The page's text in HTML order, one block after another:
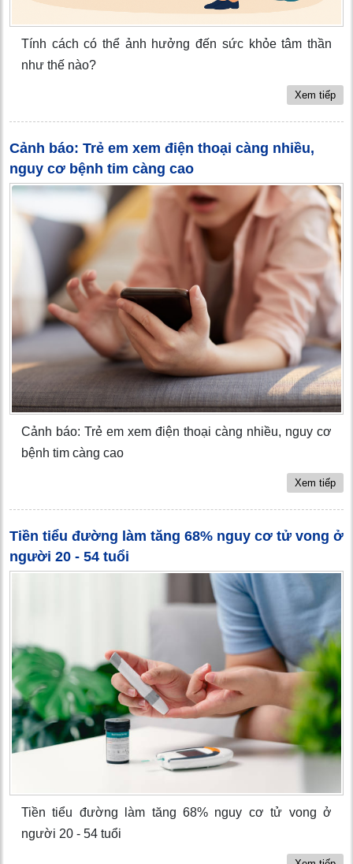
Tính cách có thể ảnh hưởng đến sức khỏe tâm thần
như thế nào?
Xem tiếp
Cảnh báo: Trẻ em xem điện thoại càng nhiều,
nguy cơ bệnh tim càng cao
Cảnh báo: Trẻ em xem điện thoại càng nhiều, nguy cơ
bệnh tim càng cao
Xem tiếp
Tiền tiểu đường làm tăng 68% nguy cơ tử vong ở
người 20 - 54 tuổi
Tiền tiểu đường làm tăng 68% nguy cơ tử vong ở
người 20 - 54 tuổi